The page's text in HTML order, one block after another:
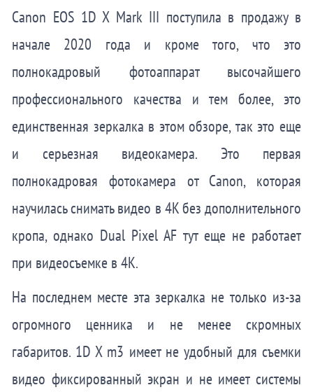
Canon EOS 1D X Mark III поступила в продажу в
начале 2020 года и кроме того, что это
полнокадровый фотоаппарат высочайшего
профессионального качества и тем более, это
единственная зеркалка в этом обзоре, так это еще
и серьезная видеокамера. Это первая
полнокадровая фотокамера от Canon, которая
научилась снимать видео в 4K без дополнительного
кропа, однако Dual Pixel AF тут еще не работает
при видеосъемке в 4K.
На последнем месте эта зеркалка не только из-за
огромного ценника и не менее скромных
габаритов. 1D X m3 имеет не удобный для съемки
видео фиксированный экран и не имеет системы